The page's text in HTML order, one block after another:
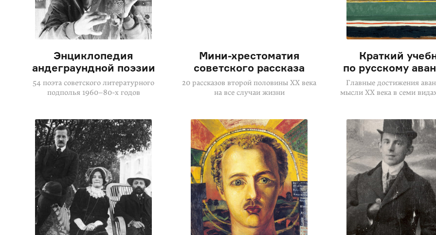
Энциклопедия
андеграундной поэзии
54 поэта советского литературного
подполья 1960–80-х годов
Мини-хрестоматия
советского рассказа
20 рассказов второй половины XX века
на все случаи жизни
Краткий
по русскому
Главные достижения
мысли XX века в семи